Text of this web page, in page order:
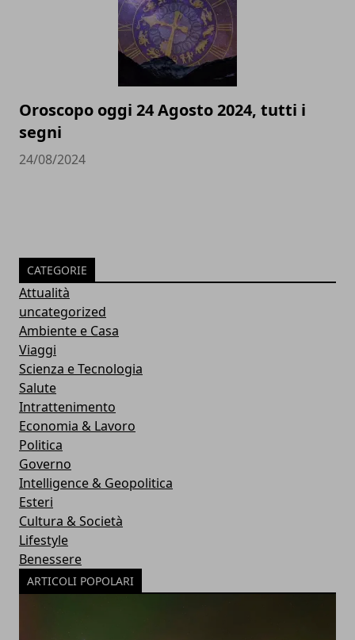
Oroscopo oggi 24 Agosto 2024, tutti i
segni
24/08/2024
CATEGORIE
Attualità
uncategorized
Ambiente e Casa
Viaggi
Scienza e Tecnologia
Salute
Intrattenimento
Economia & Lavoro
Politica
Governo
Intelligence & Geopolitica
Esteri
Cultura & Società
Lifestyle
Benessere
ARTICOLI POPOLARI